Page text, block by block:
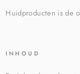
Huidproducten is de
INHOUD